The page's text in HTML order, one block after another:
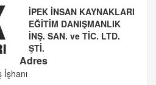
İPEK İNSAN KAYNAKLARI
EĞİTİM DANIŞMANLIK
İNŞ. SAN. ve TİC. LTD.
ŞTİ.
Adres